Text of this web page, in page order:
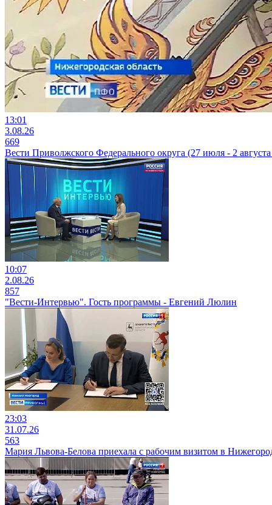
13:01
3.08.26
669
Вести Приволжского Федерального округа (27 июля - 2 августа
10:07
2.08.26
857
"Вести-Интервью". Гость программы - Евгений Люлин
23:03
31.07.26
563
Мария Львова-Белова приехала с рабочим визитом в